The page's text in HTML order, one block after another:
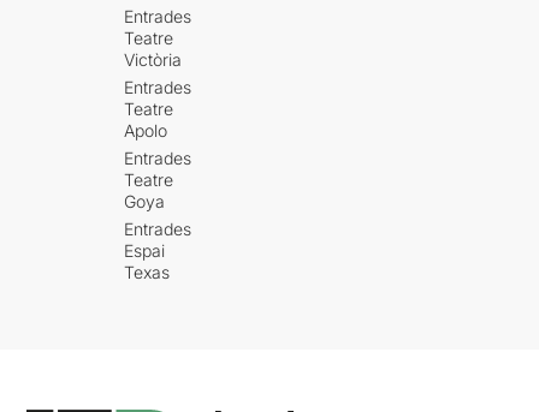
Entrades
Teatre
Victòria
Entrades
Teatre
Apolo
Entrades
Teatre
Goya
Entrades
Espai
Texas